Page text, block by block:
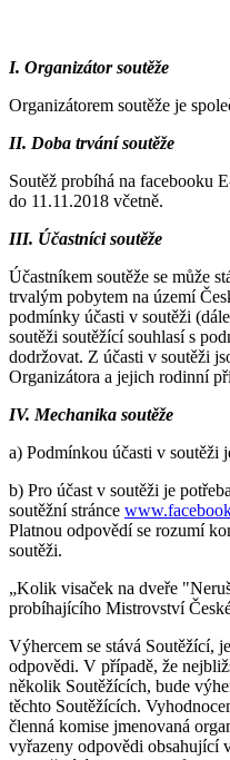
I. Organizátor soutěže
Organizátorem soutěže je
II. Doba trvání soutěže
Soutěž probíhá na facebooku
do 11.11.2018 včetně.
III. Účastníci soutěže
Účastníkem soutěže se může
trvalým pobytem na území
podmínky účasti v soutěži
soutěži soutěžící souhlasí s
dodržovat. Z účasti v soutěži
Organizátora a jejich rodinní
IV. Mechanika soutěže
a) Podmínkou účasti v soutěži
b) Pro účast v soutěži je
soutěžní stránce
Platnou odpovědí se rozumí
soutěži.
„Kolik visaček na dveře
probíhajícího Mistrovství
Výhercem se stává Soutěžící,
odpovědi. V případě, že
několik Soutěžících, bude
těchto Soutěžících.
členná komise jmenovaná
vyřazeny odpovědi obsahující